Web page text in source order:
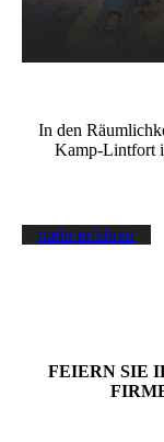
In den
Kamp-Lintfort
mehr erfahren
FEIERN SIE